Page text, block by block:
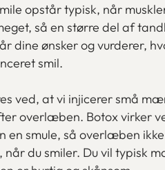
opstår typisk, når
så en større del af
dine ønsker og vurderer,
smil.
ved, at vi injicerer små
overlæben. Botox virker
en smule, så overlæben ikke
du smiler. Du vil typisk